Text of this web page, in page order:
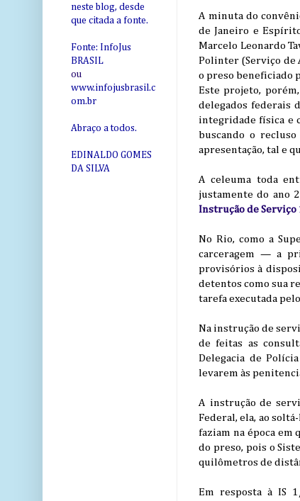
A minuta do
de Janeiro e
Marcelo Leonardo
Polinter (Serviço de
o preso beneficiado
Este projeto,
delegados federais
integridade física e
buscando o
apresentação, tal e
A celeuma toda
justamente do ano
Instrução de
No Rio, como a
carceragem — a
provisórios à
detentos como sua
tarefa executada
Na instrução de
de feitas as
Delegacia de
levarem às
A instrução de
Federal, ela, ao
faziam na época em
do preso, pois o
quilômetros de
Em resposta à IS
neste blog, desde
que citada a fonte.
Fonte: InfoJus
BRASIL
ou
www.infojusbrasil.c
om.br
Abraço a todos.
EDINALDO GOMES
DA SILVA